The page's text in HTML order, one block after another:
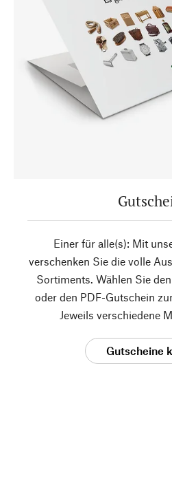
Einer für alle(s): Mit
verschenken Sie die volle
Sortiments. Wählen Sie
oder den PDF-Gutschein
Jeweils verschiedene
Gutscheine